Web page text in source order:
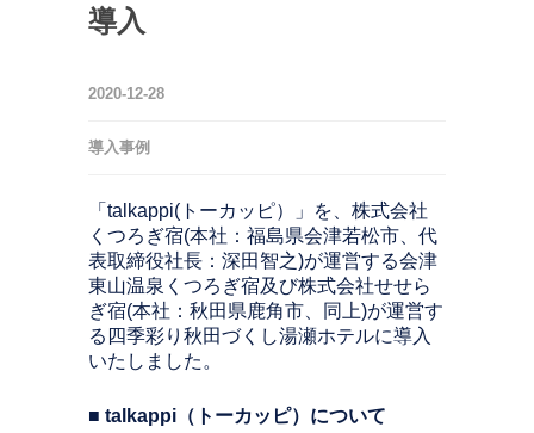
導入
2020-12-28
導入事例
「talkappi(トーカッピ）」を、株式会社
くつろぎ宿(本社：福島県会津若松市、代
表取締役社長：深田智之)が運営する会津
東山温泉くつろぎ宿及び株式会社せせら
ぎ宿(本社：秋田県鹿角市、同上)が運営す
る四季彩り秋田づくし湯瀬ホテルに導入
いたしました。
■ talkappi（トーカッピ）について